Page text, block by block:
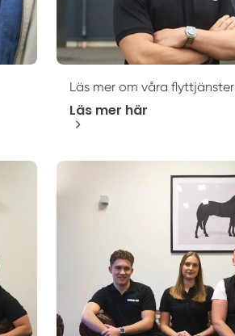
Läs mer om våra flyttjänster
Läs mer här